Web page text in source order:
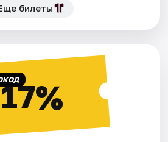
билеты
17%